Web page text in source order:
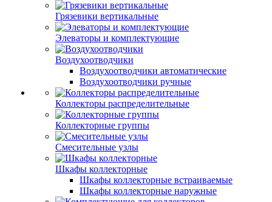
Грязевики вертикальные
Элеваторы и комплектующие
Воздухоотводчики
Воздухоотводчики автоматические
Воздухоотводчики ручные
Коллекторы распределительные
Коллекторные группы
Смесительные узлы
Шкафы коллекторные
Шкафы коллекторные встраиваемые
Шкафы коллекторные наружные